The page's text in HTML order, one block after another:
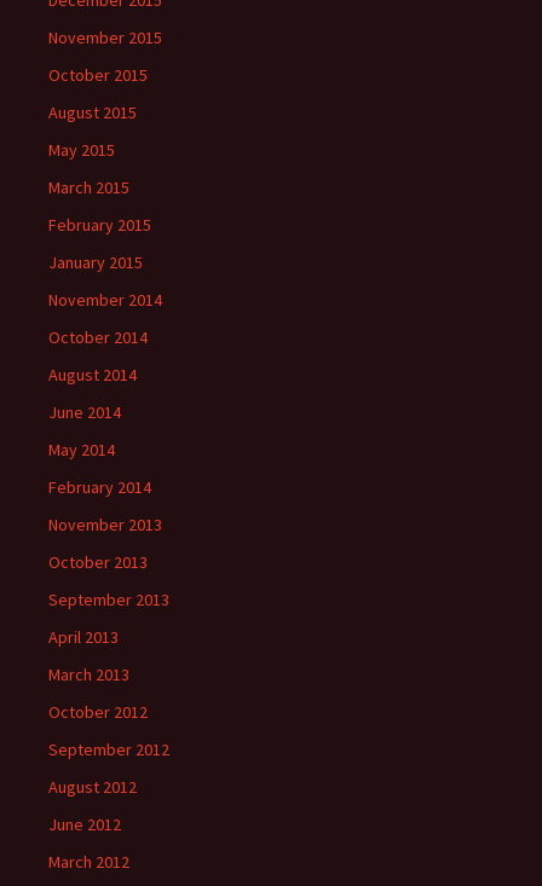
November 2015
October 2015
August 2015
May 2015
March 2015
February 2015
January 2015
November 2014
October 2014
August 2014
June 2014
May 2014
February 2014
November 2013
October 2013
September 2013
April 2013
March 2013
October 2012
September 2012
August 2012
June 2012
March 2012